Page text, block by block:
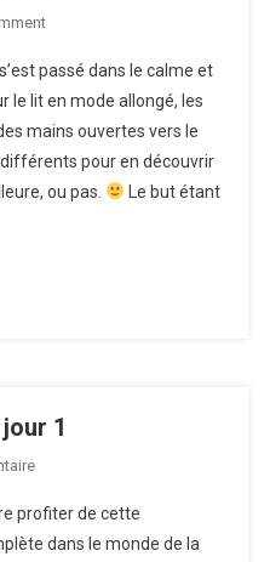
On
Musicale
Jour
2
passé dans le calme et
le lit en mode allongé, les
mains ouvertes vers le
pour en découvrir
ou pas.
Le but étant
1
Sur
Musicale
Jour
profiter de cette
dans le monde de la